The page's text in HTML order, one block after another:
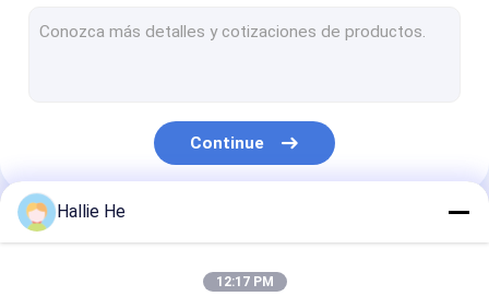
Módulo leitor RFID
Leitor meados de da escala RFID
Continue
Nossas Categorias
Hallie He
12:17 PM